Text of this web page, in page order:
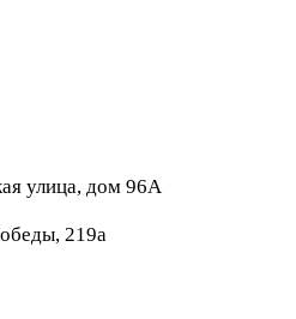
улица, дом 96А
219а